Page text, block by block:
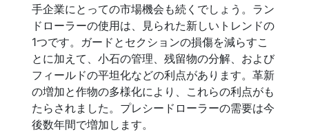
手企業にとっての市場機会も続くでしょう。ラン
ドローラーの使用は、見られた新しいトレンドの
1つです。ガードとセクションの損傷を減らすこ
とに加えて、小石の管理、残留物の分解、および
フィールドの平坦化などの利点があります。革新
の増加と作物の多様化により、これらの利点がも
たらされました。プレシードローラーの需要は今
後数年間で増加します。